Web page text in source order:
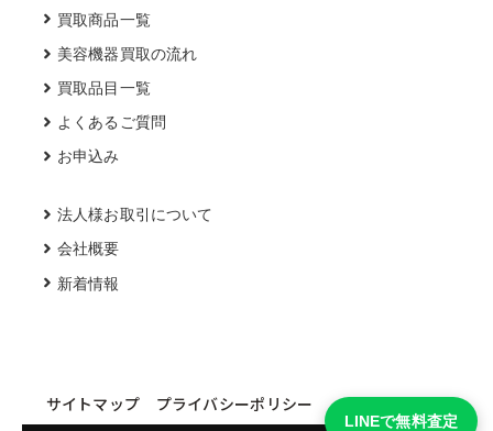
買取商品一覧
美容機器買取の流れ
買取品目一覧
よくあるご質問
お申込み
法人様お取引について
会社概要
新着情報
サイトマップ プライバシーポリシー
LINEで無料査定